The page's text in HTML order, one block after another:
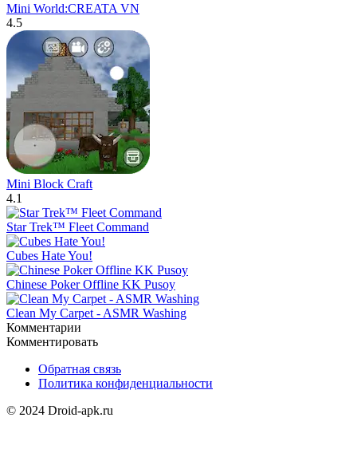
Mini World:CREATA VN
4.5
Mini Block Craft
4.1
Star Trek™ Fleet Command
Cubes Hate You!
Chinese Poker Offline KK Pusoy
Clean My Carpet - ASMR Washing
Комментарии
Комментировать
Обратная связь
Политика конфиденциальности
© 2024 Droid-apk.ru